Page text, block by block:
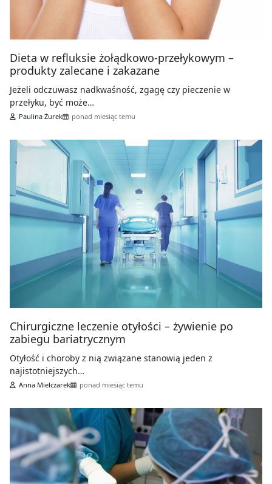
Dieta w refluksie żołądkowo-przełykowym –
produkty zalecane i zakazane
Jeżeli odczuwasz nadkwaśność, zgagę czy pieczenie w
przełyku, być może…
Paulina Żurek ponad miesiąc temu
Chirurgiczne leczenie otyłości – żywienie po
zabiegu bariatrycznym
Otyłość i choroby z nią związane stanowią jeden z
najistotniejszych…
Anna Mielczarek ponad miesiąc temu